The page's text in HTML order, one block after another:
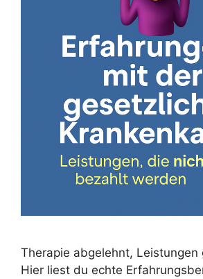
Therapie abgelehnt, Leistungen
Hier liest du echte